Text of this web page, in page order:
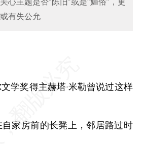
有失公允
奖得主赫塔·米勒曾说过这样
房前的长凳上，邻居路过时